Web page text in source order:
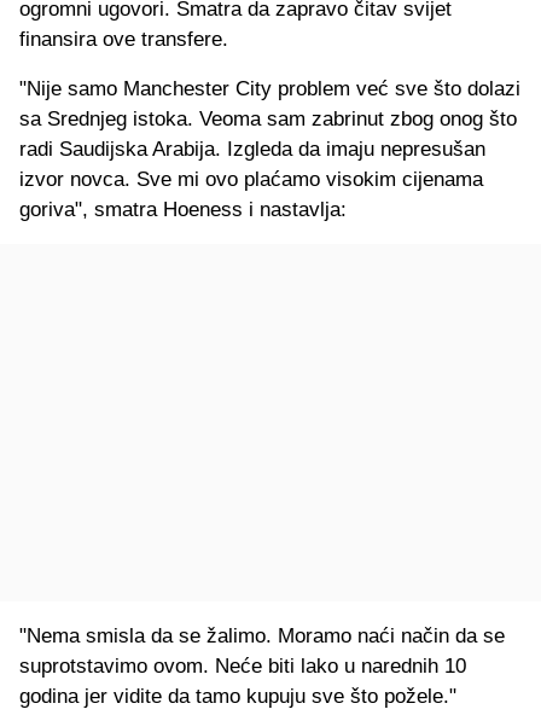
ogromni ugovori. Smatra da zapravo čitav svijet
finansira ove transfere.
"Nije samo Manchester City problem već sve što dolazi
sa Srednjeg istoka. Veoma sam zabrinut zbog onog što
radi Saudijska Arabija. Izgleda da imaju nepresušan
izvor novca. Sve mi ovo plaćamo visokim cijenama
goriva", smatra Hoeness i nastavlja:
"Nema smisla da se žalimo. Moramo naći način da se
suprotstavimo ovom. Neće biti lako u narednih 10
godina jer vidite da tamo kupuju sve što požele."